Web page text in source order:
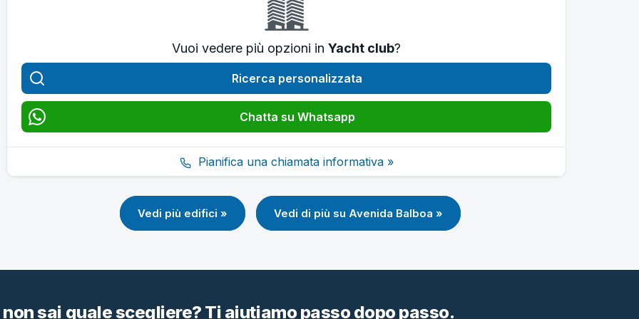
Vuoi vedere più opzioni in Yacht club?
Ricerca personalizzata
Chatta su Whatsapp
Pianifica una chiamata informativa »
Vedi più edifici » Vedi di più su Avenida Balboa »
sai quale scegliere? Ti aiutiamo passo dopo passo.